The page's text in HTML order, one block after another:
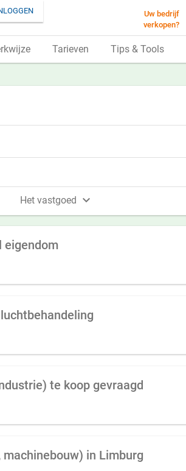
Het vastgoed 
eigendom
te koop gevraagd
in Limburg
Uw bedrijf
verkopen?
Tarieven Tips & Tools